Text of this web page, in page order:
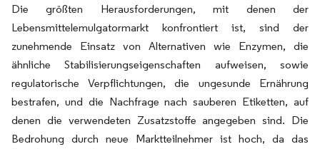
Die größten Herausforderungen, mit denen der
Lebensmittelemulgatormarkt konfrontiert ist, sind der
zunehmende Einsatz von Alternativen wie Enzymen, die
ähnliche Stabilisierungseigenschaften aufweisen, sowie
regulatorische Verpflichtungen, die ungesunde Ernährung
bestrafen, und die Nachfrage nach sauberen Etiketten, auf
denen die verwendeten Zusatzstoffe angegeben sind. Die
Bedrohung durch neue Marktteilnehmer ist hoch, da das